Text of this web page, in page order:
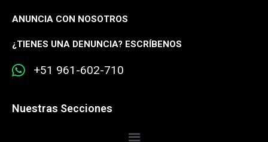
ANUNCIA CON NOSOTROS
¿TIENES UNA DENUNCIA? ESCRÍBENOS
+51 961-602-710
Nuestras Secciones